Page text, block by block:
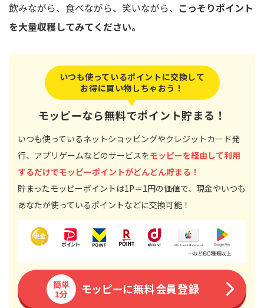
飲みながら、食べながら、笑いながら、 こっそりポイント
を大量収穫してみてください。
いつも使っているポイントに交換して
お得に買い物しちゃおう！
モッピーなら無料でポイント貯まる！
いつも使っているネットショッピングやクレジットカード発
行、アプリゲームなどのサービスをモッピーを経由して利用
するだけでモッピーポイントがどんどん貯まる！
貯まったモッピーポイントは1P＝1円の価値で、現金やいつも
あなたが使っているポイントなどに交換可能！
簡単
1分
モッピーに無料会員登録